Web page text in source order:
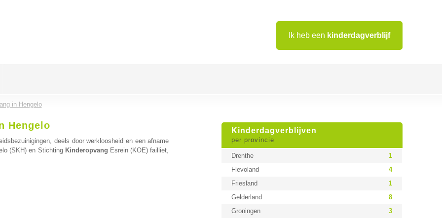
Ik heb een kinderdagverblijf
in Hengelo
Kinderdagverblijven
per provincie
Drenthe
1
Flevoland
4
Friesland
1
Gelderland
8
Groningen
3
Hengelo
deels door werkloosheid en een afname
(SKH) en Stichting Kinderopvang Esrein (KOE) failliet,